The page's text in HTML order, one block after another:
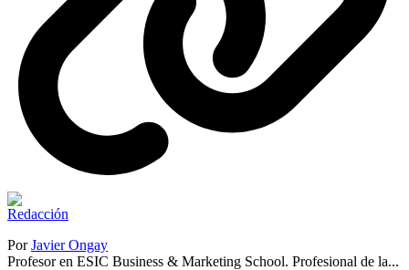
PorJavier Ongay
Profesor en ESIC Business & Marketing School. Profesional de la...